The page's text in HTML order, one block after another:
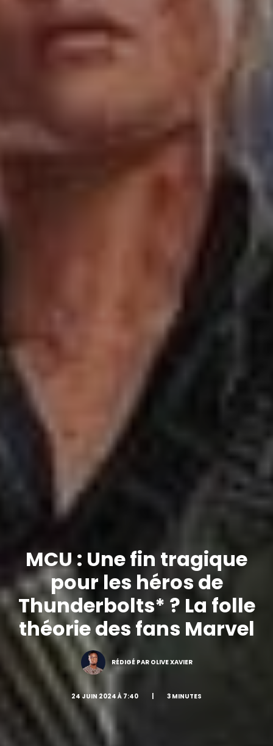
MCU : Une fin tragique
pour les héros de
Thunderbolts* ? La folle
théorie des fans Marvel
RÉDIGÉ PAR OLIVE XAVIER
24 JUIN 2024 À 7:40 3 MINUTES